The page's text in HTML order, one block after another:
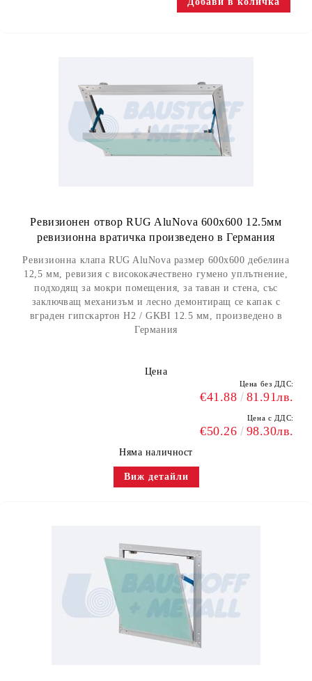
Ревизионен отвор RUG AluNova 600x600 12.5мм
ревизионна вратичка произведено в Германия
Ревизионна клапа RUG AluNova размер 600x600 дебелина
12,5 мм, ревизия с висококачествено гумено уплътнение,
подходящ за мокри помещения, за таван и стена, със
заключващ механизъм и лесно демонтиращ се капак с
вграден гипскартон H2 / GKBI 12.5 мм, произведено в
Германия
Цена
Цена без ДДС:
€41.88 81.91лв.
Цена с ДДС:
€50.26 98.30лв.
Няма наличност
Виж детайли